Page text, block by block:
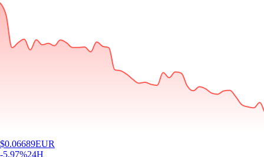
$0.06689EUR
-5.97%24H